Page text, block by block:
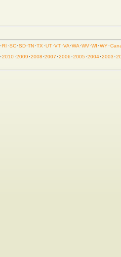
·RI ·SC·SD·TN·TX ·UT·VT·VA·WA·WV·WI ·WY·
·2010·2009 ·2008 ·2007 ·2006 ·2005 ·2004·2003 ·